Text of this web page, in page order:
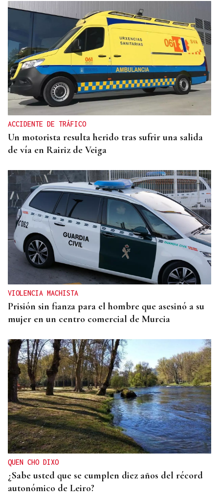
SEIS AÑOS
Ivanna, una historia de superación a sus seis años
que demuestra que no hay límites para soñar
ACCIDENTE DE TRÁFICO
Un motorista resulta herido tras sufrir una salida
de vía en Rairiz de Veiga
VIOLENCIA MACHISTA
Prisión sin fianza para el hombre que asesinó a su
mujer en un centro comercial de Murcia
QUEN CHO DIXO
¿Sabe usted que se cumplen diez años del récord
autonómico de Leiro?